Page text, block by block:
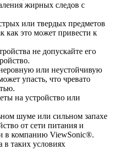
жирных следов с
или твердых предметов
как это может привести к
не допускайте его
или неустойчивую
упасть, что чревато
на устройство или
шуме или сильном запахе
от сети питания и
в компанию ViewSonic®.
в таких условиях